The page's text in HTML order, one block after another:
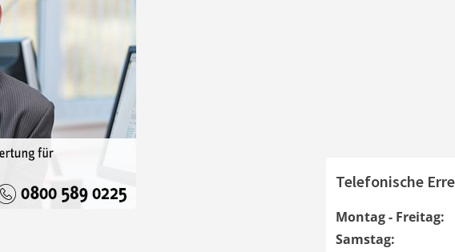
Telefonische
Montag - Freitag:
Samstag: